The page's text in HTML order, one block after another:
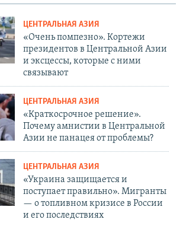
ЦЕНТРАЛЬНАЯ АЗИЯ
«Очень помпезно». Кортежи
президентов в Центральной Азии
и эксцессы, которые с ними
связывают
ЦЕНТРАЛЬНАЯ АЗИЯ
«Краткосрочное решение».
Почему амнистии в Центральной
Азии не панацея от проблемы?
ЦЕНТРАЛЬНАЯ АЗИЯ
«Украина защищается и
поступает правильно». Мигранты
— о топливном кризисе в России
и его последствиях